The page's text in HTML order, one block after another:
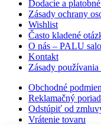
Dodacie a
Zásady ochrany
Wishlist
Často kladené
O nás – PALU
Kontakt
Zásady
Obchodné
Reklamačný
Odstúpiť od
Vrátenie tovaru